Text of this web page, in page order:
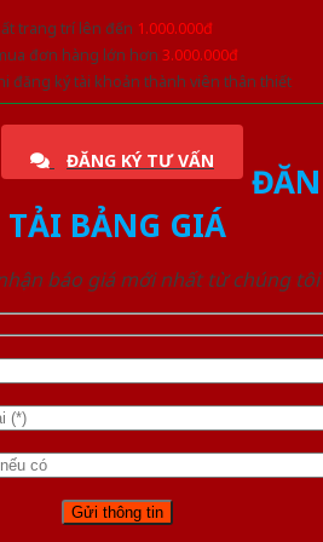
trang trí lên đến 1.000.000đ
đơn hàng lớn hơn 3.000.000đ
đăng ký tài khoản thành viên thân thiết
ĐĂNG KÝ TƯ VẤN
TẢI BẢNG GIÁ
báo giá mới nhất từ chúng tôi